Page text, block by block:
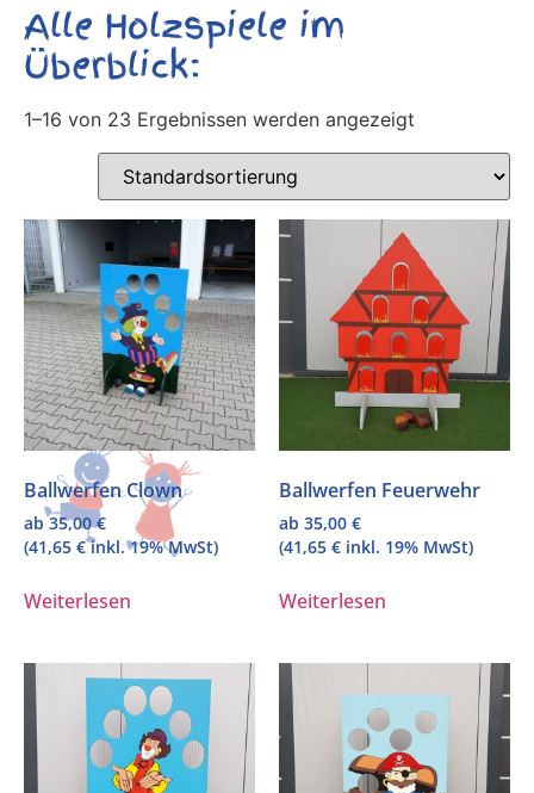
Alle Holzspiele im
Überblick:
1–16 von 23 Ergebnissen werden angezeigt
Ballwerfen Clown
ab35,00€
(41,65 €inkl. 19% MwSt)
Weiterlesen
Ballwerfen Feuerwehr
ab 35,00 €
(41,65 € inkl. 19% MwSt)
Weiterlesen